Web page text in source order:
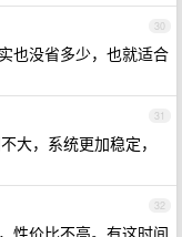
30
也没省多少，也就适合
31
大，系统更加稳定，
32
性价比不高。有这时间